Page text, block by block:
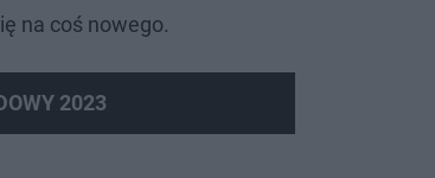
na coś nowego.
2023